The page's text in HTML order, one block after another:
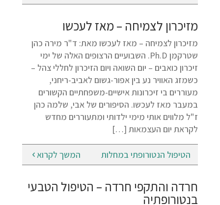
מזיכרון לצמיחה – מאז לעכשו
מזיכרון לצמיחה – מאז לעכשו מאת: ד"ר מירה כהן
שטרקמן Ph.D. השבועיים הרצופים האלה של ימי
זיכרון כואבים – יום השואה ויום הזיכרון לחללי צהל –
כשמזג האוויר נע בין אפור-גשום לאביב-ריחני,
מעוררים בי זיכרונות אישיים-משפחתיים הקשורים
במעבר מאז לעכשו. הסיפורים של אבי, שלמה כהן
ז"ל מלווים אותי מימי ילדותי ומתעוררים מחדש
לקראת יום העצמאות […]
הטיפול הנטורופתי במחלות המשך לקרוא
חרדה והתקפי חרדה – הטיפול הטבעי
בנטורופתיה